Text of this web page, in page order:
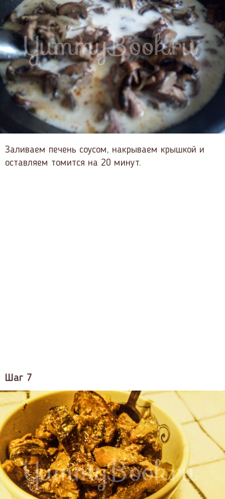
Заливаем печень соусом, накрываем крышкой и
оставляем томится на 20 минут.
Шаг 7